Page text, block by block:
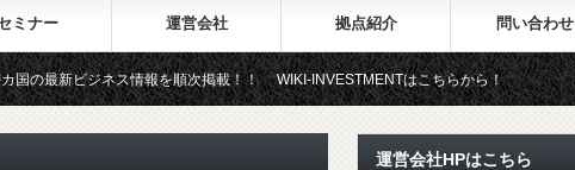
ミナー 運営会社 拠点紹介 問い合わせ
ス情報を順次掲載！！ WIKI-INVESTMENTはこちらから！
運営会社HPはこちら